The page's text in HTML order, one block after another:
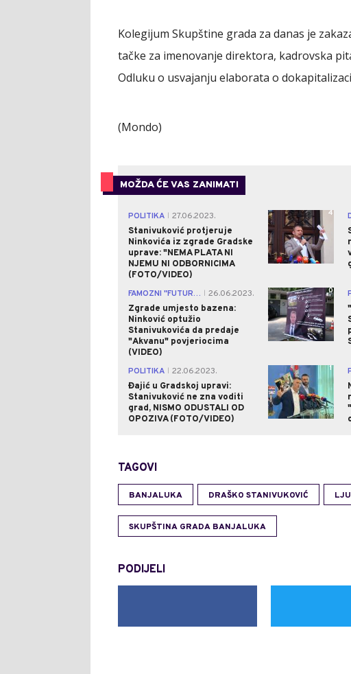
Kolegijum Skupštine grada za danas je
tačke za imenovanje direktora, kadrovska
Odluku o usvajanju elaborata o
(Mondo)
MOŽDA ĆE VAS ZANIMATI
POLITIKA
27.06.2023.
Stanivuković protjeruje
Ninkovića iz zgrade Gradske
uprave: "NEMA PLATA NI
NJEMU NI ODBORNICIMA
(FOTO/VIDEO)
4
FAMOZNI "FUTUR DVA"
26.06.2023.
Zgrade umjesto bazena:
Ninković optužio
Stanivukovića da predaje
"Akvanu" povjeriocima
(VIDEO)
0
POLITIKA
22.06.2023.
Đajić u Gradskoj upravi:
Stanivuković ne zna voditi
grad, NISMO ODUSTALI OD
OPOZIVA (FOTO/VIDEO)
1
TAGOVI
BANJALUKA DRAŠKO STANIVUKOVIĆ
SKUPŠTINA GRADA BANJALUKA
PODIJELI